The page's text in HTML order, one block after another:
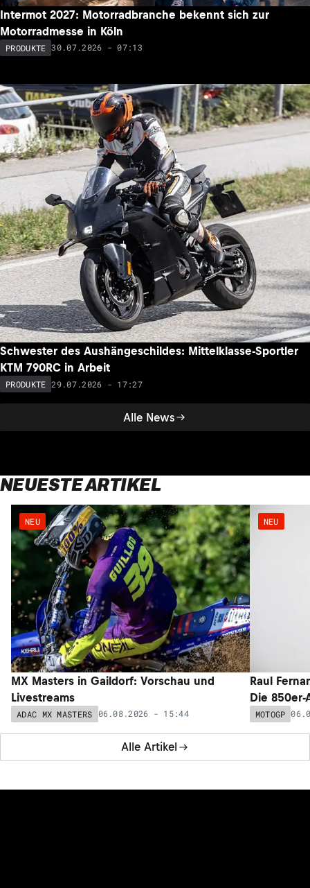
Alle News
Intermot 2027: Motorradbranche bekennt sich zur
Motorradmesse in Köln
PRODUKTE 30.07.2026 - 07:13
Schwester des Aushängeschildes: Mittelklasse-Sportler
KTM 790RC in Arbeit
PRODUKTE 29.07.2026 - 17:27
NEUESTE ARTIKEL
Alle Artikel
NEU
MX Masters in Gaildorf: Vorschau und
Livestreams
ADAC MX MASTERS 06.08.2026 - 15:44
NEU
Raul
Die
MOTOGP